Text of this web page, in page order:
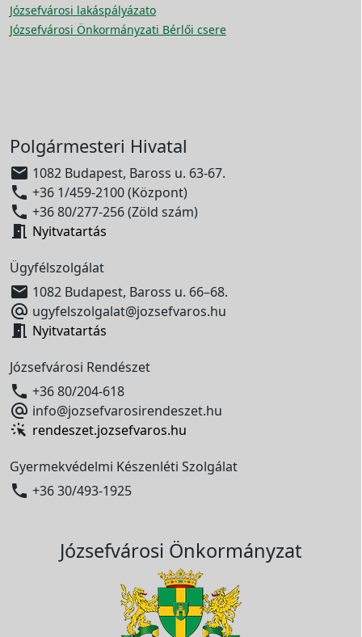
Józsefvárosi lakáspályázato
Józsefvárosi Önkormányzati Bérlői csere
Polgármesteri Hivatal
 1082 Budapest, Baross u. 63-67.
 +36 1/459-2100 (Központ)
 +36 80/277-256 (Zöld szám)
 Nyitvatartás
Ügyfélszolgálat
 1082 Budapest, Baross u. 66–68.
 ugyfelszolgalat@jozsefvaros.hu
 Nyitvatartás
Józsefvárosi Rendészet
 +36 80/204-618
 info@jozsefvarosirendeszet.hu
rendeszet.jozsefvaros.hu
Gyermekvédelmi Készenléti Szolgálat
 +36 30/493-1925
Józsefvárosi Önkormányzat